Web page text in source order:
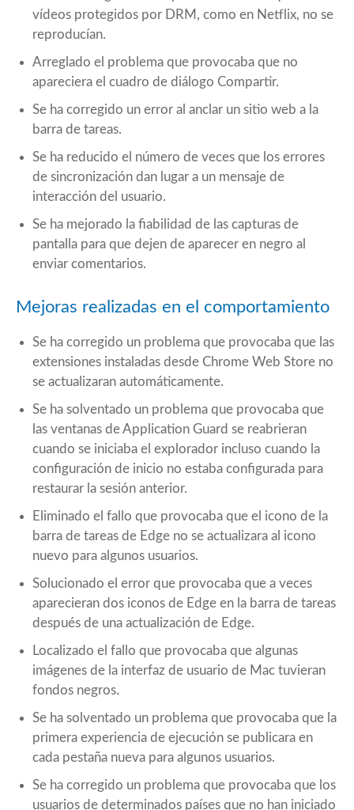
vídeos protegidos por DRM, como en Netflix, no se
reproducían.
Arreglado el problema que provocaba que no
apareciera el cuadro de diálogo Compartir.
Se ha corregido un error al anclar un sitio web a la
barra de tareas.
Se ha reducido el número de veces que los errores
de sincronización dan lugar a un mensaje de
interacción del usuario.
Se ha mejorado la fiabilidad de las capturas de
pantalla para que dejen de aparecer en negro al
enviar comentarios.
Mejoras realizadas en el comportamiento
Se ha corregido un problema que provocaba que las
extensiones instaladas desde Chrome Web Store no
se actualizaran automáticamente.
Se ha solventado un problema que provocaba que
las ventanas de Application Guard se reabrieran
cuando se iniciaba el explorador incluso cuando la
configuración de inicio no estaba configurada para
restaurar la sesión anterior.
Eliminado el fallo que provocaba que el icono de la
barra de tareas de Edge no se actualizara al icono
nuevo para algunos usuarios.
Solucionado el error que provocaba que a veces
aparecieran dos iconos de Edge en la barra de tareas
después de una actualización de Edge.
Localizado el fallo que provocaba que algunas
imágenes de la interfaz de usuario de Mac tuvieran
fondos negros.
Se ha solventado un problema que provocaba que la
primera experiencia de ejecución se publicara en
cada pestaña nueva para algunos usuarios.
Se ha corregido un problema que provocaba que los
usuarios de determinados países que no han iniciado